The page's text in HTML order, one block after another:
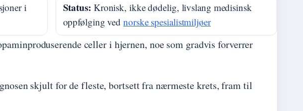
i
Status: Kronisk, ikke dødelig, livslang medisinsk
oppfølging vednorske spesialistmiljøer
celler i hjernen, noe som gradvis forverrer
skjult for de fleste, bortsett fra nærmeste krets, fram til